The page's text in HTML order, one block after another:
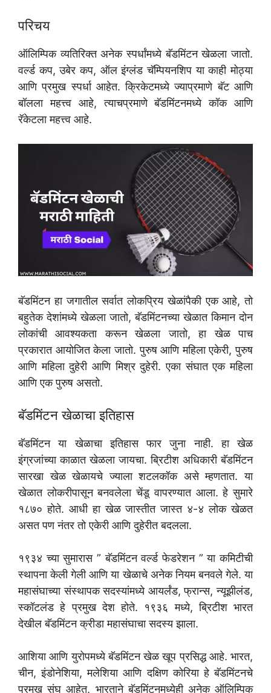
परिचय
ऑलिम्पिक व्यतिरिक्त अनेक स्पर्धांमध्ये बॅडमिंटन खेळला जातो.
वर्ल्ड कप, उबेर कप, ऑल इंग्लंड चॅम्पियनशिप या काही मोठ्या
आणि प्रमुख स्पर्धा आहेत. क्रिकेटमध्ये ज्याप्रमाणे बॅट आणि
बॉलला महत्त्व आहे, त्याचप्रमाणे बॅडमिंटनमध्ये कॉक आणि
रॅकेटला महत्त्व आहे.
बॅडमिंटन हा जगातील सर्वात लोकप्रिय खेळांपैकी एक आहे, तो
बहुतेक देशांमध्ये खेळला जातो, बॅडमिंटनच्या खेळात किमान दोन
लोकांची आवश्यकता करून खेळला जातो, हा खेळ पाच
प्रकारात आयोजित केला जातो. पुरुष आणि महिला एकेरी, पुरुष
आणि महिला दुहेरी आणि मिश्र दुहेरी. एका संघात एक महिला
आणि एक पुरुष असतो.
बॅडमिंटन खेळाचा इतिहास
बॅडमिंटन या खेळाचा इतिहास फार जुना नाही. हा खेळ
इंग्रजांच्या काळात खेळला जायचा. ब्रिटीश अधिकारी बॅडमिंटन
सारखा खेळ खेळायचे ज्याला शटलकॉक असे म्हणतात. या
खेळात लोकरीपासून बनवलेला चेंडू वापरण्यात आला. हे सुमारे
१८७० होते. आधी हा खेळ जास्तीत जास्त ४-४ लोक खेळत
असत पण नंतर तो एकेरी आणि दुहेरीत बदलला.
१९३४ च्या सुमारास ” बॅडमिंटन वर्ल्ड फेडरेशन ” या कमिटीची
स्थापना केली गेली आणि या खेळाचे अनेक नियम बनवले गेले. या
महासंघाच्या संस्थापक सदस्यांमध्ये आयर्लंड, फ्रान्स, न्यूझीलंड,
स्कॉटलंड हे प्रमुख देश होते. १९३६ मध्ये, ब्रिटीश भारत
देखील बॅडमिंटन क्रीडा महासंघाचा सदस्य झाला.
आशिया आणि युरोपमध्ये बॅडमिंटन खेळ खूप प्रसिद्ध आहे. भारत,
चीन, इंडोनेशिया, मलेशिया आणि दक्षिण कोरिया हे बॅडमिंटनचे
प्रमुख संघ आहेत. भारताने बॅडमिंटनमध्येही अनेक ऑलिम्पिक